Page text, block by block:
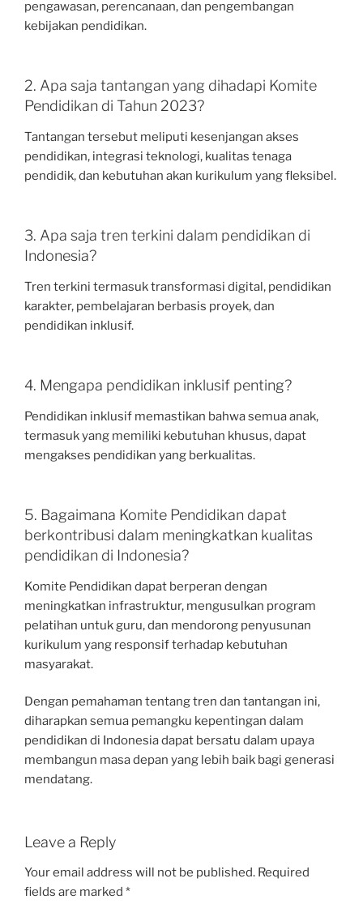
pengawasan, perencanaan, dan pengembangan
kebijakan pendidikan.
2. Apa saja tantangan yang dihadapi Komite
Pendidikan di Tahun 2023?
Tantangan tersebut meliputi kesenjangan akses
pendidikan, integrasi teknologi, kualitas tenaga
pendidik, dan kebutuhan akan kurikulum yang fleksibel.
3. Apa saja tren terkini dalam pendidikan di
Indonesia?
Tren terkini termasuk transformasi digital, pendidikan
karakter, pembelajaran berbasis proyek, dan
pendidikan inklusif.
4. Mengapa pendidikan inklusif penting?
Pendidikan inklusif memastikan bahwa semua anak,
termasuk yang memiliki kebutuhan khusus, dapat
mengakses pendidikan yang berkualitas.
5. Bagaimana Komite Pendidikan dapat
berkontribusi dalam meningkatkan kualitas
pendidikan di Indonesia?
Komite Pendidikan dapat berperan dengan
meningkatkan infrastruktur, mengusulkan program
pelatihan untuk guru, dan mendorong penyusunan
kurikulum yang responsif terhadap kebutuhan
masyarakat.
Dengan pemahaman tentang tren dan tantangan ini,
diharapkan semua pemangku kepentingan dalam
pendidikan di Indonesia dapat bersatu dalam upaya
membangun masa depan yang lebih baik bagi generasi
mendatang.
Leave a Reply
Your email address will not be published. Required
fields are marked *